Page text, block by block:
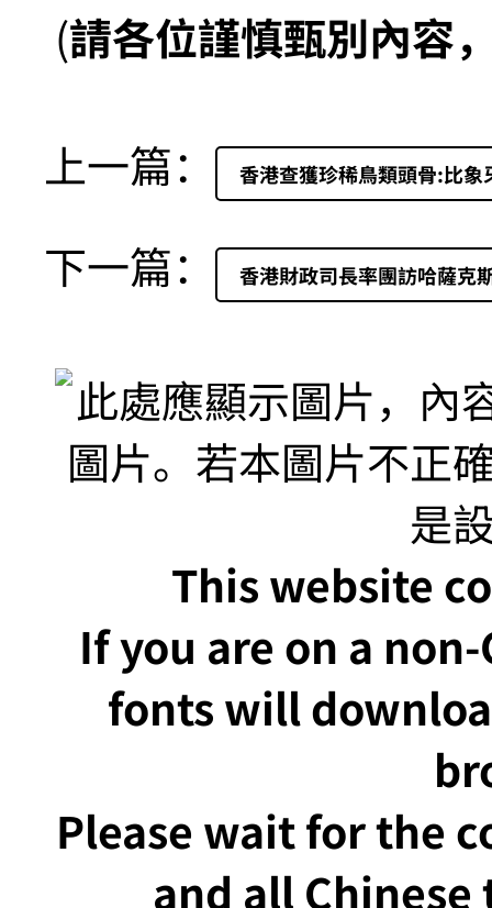
(請各位謹慎甄別內容
上一篇： 香港查獲珍稀鳥類頭骨:比象
下一篇： 香港財政司長率團訪哈薩克
This website
If you are on a
fonts will
Please wait for the
and all